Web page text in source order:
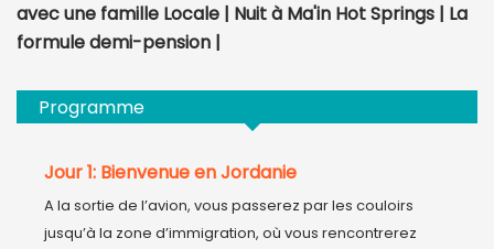
avec une famille Locale | Nuit à Ma'in Hot Springs | La
formule demi-pension |
Programme
Jour 1: Bienvenue en Jordanie
A la sortie de l’avion, vous passerez par les couloirs
jusqu’à la zone d’immigration, où vous rencontrerez